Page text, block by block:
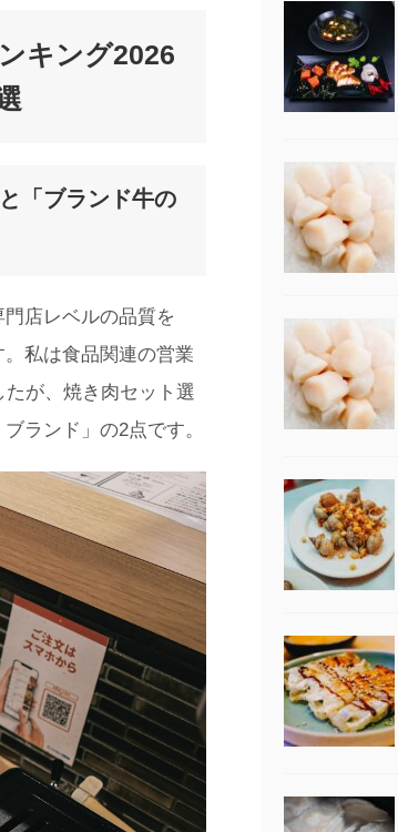
キング2026
「ブランド牛の
店レベルの品質を
私は食品関連の営業
が、焼き肉セット選
ランド」の2点です。